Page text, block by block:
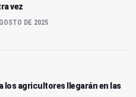
vez
DE 2025
los agricultores llegarán en las